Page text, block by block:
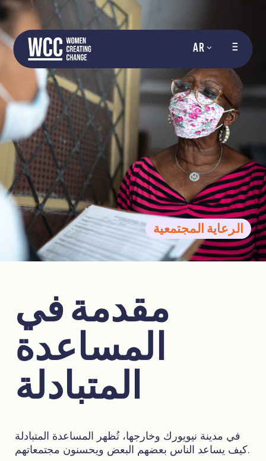
AR
الرعاية المجتمعية
مقدمة في
المساعدة
المتبادلة
في مدينة نيويورك وخارجها، تُظهر المساعدة المتبادلة
كيف يساعد الناس بعضهم البعض ويحسنون مجتمعاتهم.